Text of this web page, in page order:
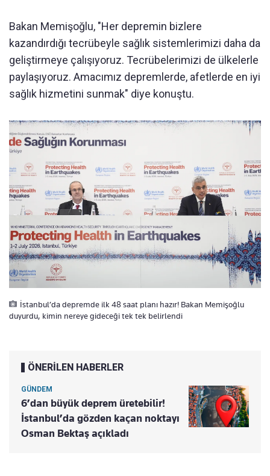
Bakan Memişoğlu, "Her depremin bizlere
kazandırdığı tecrübeyle sağlık sistemlerimizi daha da
geliştirmeye çalışıyoruz. Tecrübelerimizi de ülkelerle
paylaşıyoruz. Amacımız depremlerde, afetlerde en iyi
sağlık hizmetini sunmak" diye konuştu.
İstanbul’da depremde ilk 48 saat planı hazır! Bakan Memişoğlu
duyurdu, kimin nereye gideceği tek tek belirlendi
ÖNERİLEN HABERLER
GÜNDEM
6’dan büyük deprem üretebilir!
İstanbul’da gözden kaçan noktayı
Osman Bektaş açıkladı